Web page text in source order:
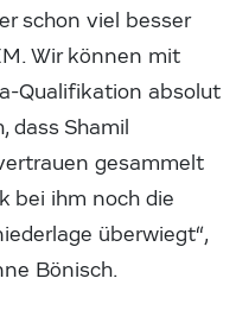
schon viel besser
Wir können mit
Qualifikation absolut
dass Shamil
gesammelt
bei ihm noch die
überwiegt“,
Bönisch.